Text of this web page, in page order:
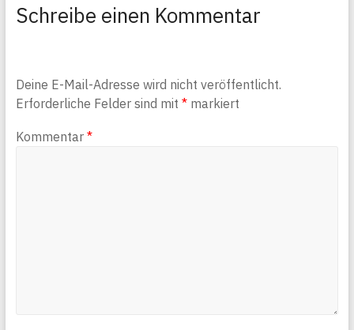
Schreibe einen Kommentar
Deine E-Mail-Adresse wird nicht veröffentlicht.
Erforderliche Felder sind mit *markiert
Kommentar *